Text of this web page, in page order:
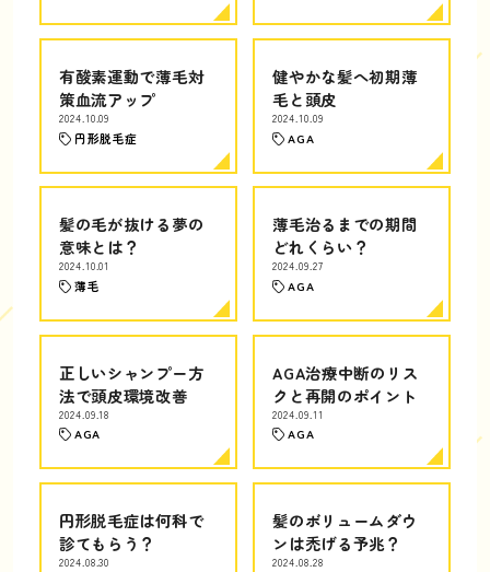
有酸素運動で薄毛対
策血流アップ
2024.10.09
円形脱毛症
健やかな髪へ初期薄
毛と頭皮
2024.10.09
AGA
髪の毛が抜ける夢の
意味とは？
2024.10.01
薄毛
薄毛治るまでの期間
どれくらい？
2024.09.27
AGA
正しいシャンプー方
法で頭皮環境改善
2024.09.18
AGA
AGA治療中断のリス
クと再開のポイント
2024.09.11
AGA
円形脱毛症は何科で
診てもらう？
2024.08.30
髪のボリュームダウ
ンは禿げる予兆？
2024.08.28